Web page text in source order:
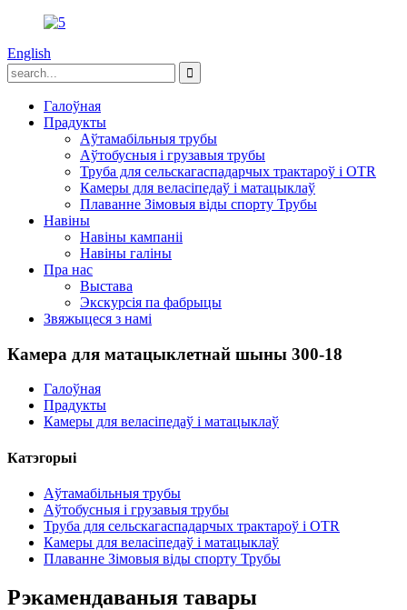
English
Галоўная
Прадукты
Аўтамабільныя трубы
Аўтобусныя і грузавыя трубы
Труба для сельскагаспадарчых трактароў і OTR
Камеры для веласіпедаў і матацыклаў
Плаванне Зімовыя віды спорту Трубы
Навіны
Навіны кампаніі
Навіны галіны
Пра нас
Выстава
Экскурсія па фабрыцы
Звяжыцеся з намі
Камера для матацыклетнай шыны 300-18
Галоўная
Прадукты
Камеры для веласіпедаў і матацыклаў
Катэгорыі
Аўтамабільныя трубы
Аўтобусныя і грузавыя трубы
Труба для сельскагаспадарчых трактароў і OTR
Камеры для веласіпедаў і матацыклаў
Плаванне Зімовыя віды спорту Трубы
Рэкамендаваныя тавары